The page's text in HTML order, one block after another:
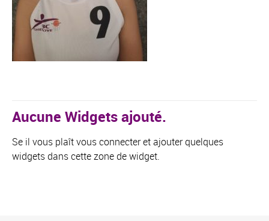
Aucune Widgets ajouté.
Se il vous plaît vous connecter et ajouter quelques
widgets dans cette zone de widget.